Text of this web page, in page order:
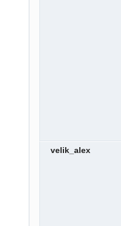
velik_alex